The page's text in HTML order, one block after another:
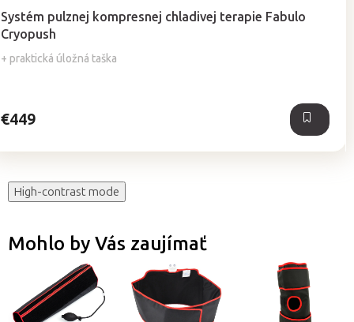
Systém pulznej kompresnej chladivej terapie Fabulo
Cryopush
+ praktická úložná taška
hodnotenie
produktu
je
5,0
€449
High-contrast mode
Mohlo by Vás zaujímať